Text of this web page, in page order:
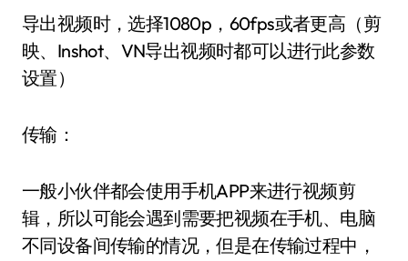
导出视频时，选择1080p，60fps或者更高（剪
映、Inshot、VN导出视频时都可以进行此参数
设置）
传输：
一般小伙伴都会使用手机APP来进行视频剪
辑，所以可能会遇到需要把视频在手机、电脑
不同设备间传输的情况，但是在传输过程中，